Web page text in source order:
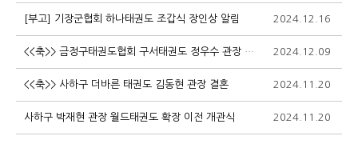
[부고] 기장군협회 하나태권도 조갑식 장인상 알림 2024.12.16
<<축>> 금정구태권도협회 구서태권도 정우수 관장 차남 결혼 2024.12.09
<<축>> 사하구 더바른 태권도 김동현 관장 결혼 2024.11.20
사하구 박재현 관장 월드태권도 확장 이전 개관식 2024.11.20